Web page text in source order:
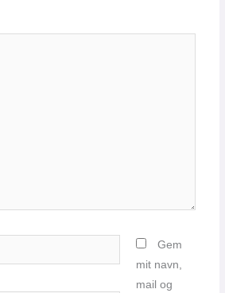
Gem
mit navn,
mail og